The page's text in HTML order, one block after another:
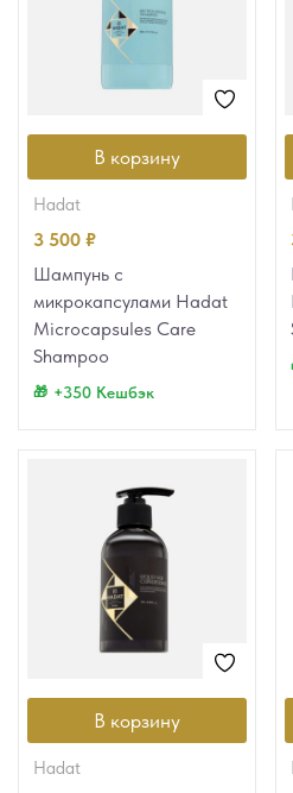
В корзину
hadat
3 500 ₽
Шампунь с
микрокапсулами Hadat
Microcapsules Care
Shampoo
+350 Кешбэк
В корзину
hadat